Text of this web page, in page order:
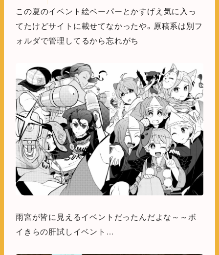
この夏のイベント絵ペーパーとかすげえ気に入っ
てたけどサイトに載せてなかったや。原稿系は別フ
ォルダで管理してるから忘れがち
雨宮が皆に見えるイベントだったんだよな～～ボ
イきらの肝試しイベント…